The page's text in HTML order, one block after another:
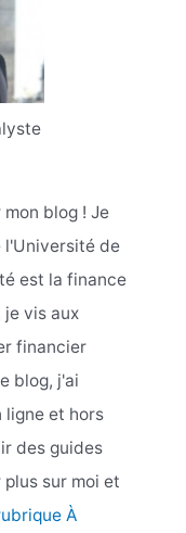
blog ! Je
l'Université de
est la finance
vis aux
financier
blog, j'ai
ligne et hors
des guides
sur moi et
À